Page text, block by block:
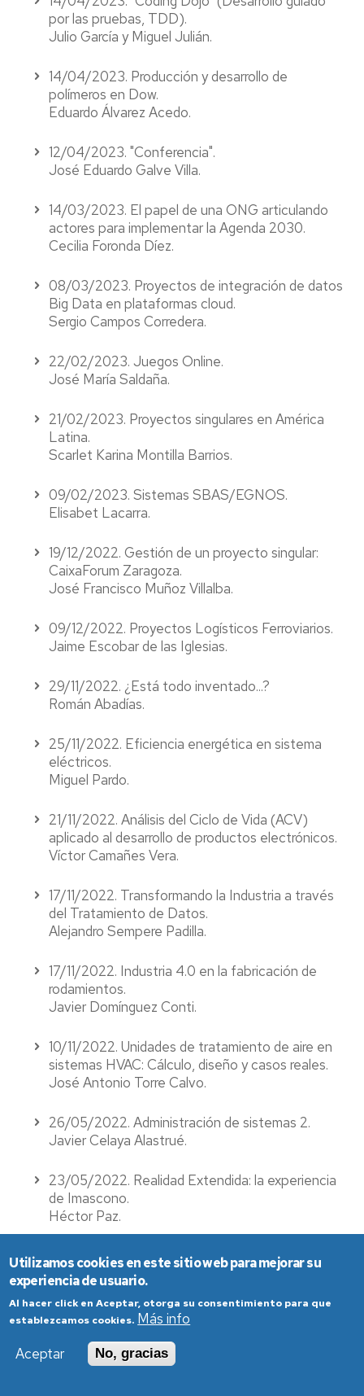
por las pruebas, TDD).
Julio García y Miguel Julián.
14/04/2023. Producción y desarrollo de
polímeros en Dow.
Eduardo Álvarez Acedo.
12/04/2023. "Conferencia".
José Eduardo Galve Villa.
14/03/2023. El papel de una ONG articulando
actores para implementar la Agenda 2030.
Cecilia Foronda Díez.
08/03/2023. Proyectos de integración de datos
Big Data en plataformas cloud.
Sergio Campos Corredera.
22/02/2023. Juegos Online.
José María Saldaña.
21/02/2023. Proyectos singulares en América
Latina.
Scarlet Karina Montilla Barrios.
09/02/2023. Sistemas SBAS/EGNOS.
Elisabet Lacarra.
19/12/2022. Gestión de un proyecto singular:
CaixaForum Zaragoza.
José Francisco Muñoz Villalba.
09/12/2022. Proyectos Logísticos Ferroviarios.
Jaime Escobar de las Iglesias.
29/11/2022. ¿Está todo inventado...?
Román Abadías.
25/11/2022. Eficiencia energética en sistema
eléctricos.
Miguel Pardo.
21/11/2022. Análisis del Ciclo de Vida (ACV)
aplicado al desarrollo de productos electrónicos.
Víctor Camañes Vera.
17/11/2022. Transformando la Industria a través
del Tratamiento de Datos.
Alejandro Sempere Padilla.
17/11/2022. Industria 4.0 en la fabricación de
rodamientos.
Javier Domínguez Conti.
10/11/2022. Unidades de tratamiento de aire en
sistemas HVAC: Cálculo, diseño y casos reales.
José Antonio Torre Calvo.
26/05/2022. Administración de sistemas 2.
Javier Celaya Alastrué.
23/05/2022. Realidad Extendida: la experiencia
de Imascono.
Héctor Paz.
12/05/2022. Ingeniería de servicio a cliente y
desarrollo: Dow Packaging en Tarragona.
por las pruebas, TDD).
Julio García y Miguel Julián.
Utilizamos cookies en este sitio web para mejorar su
experiencia de usuario.
Al hacer click en Aceptar, otorga su consentimiento para que
establezcamos cookies. Más info
Aceptar
No, gracias